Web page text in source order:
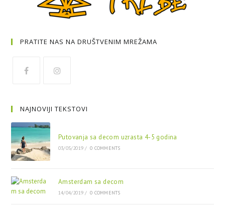
PRATITE NAS NA DRUŠTVENIM MREŽAMA
NAJNOVIJI TEKSTOVI
Putovanja sa decom uzrasta 4-5 godina
03/05/2019 / 0 COMMENTS
Amsterdam sa decom
14/04/2019 / 0 COMMENTS